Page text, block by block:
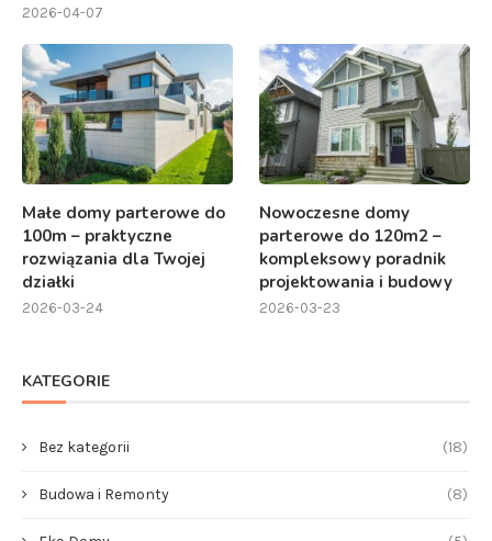
2026-04-07
Małe domy parterowe do
100m – praktyczne
rozwiązania dla Twojej
działki
2026-03-24
Nowoczesne domy
parterowe do 120m2 –
kompleksowy poradnik
projektowania i budowy
2026-03-23
KATEGORIE
Bez kategorii (18)
Budowa i Remonty (8)